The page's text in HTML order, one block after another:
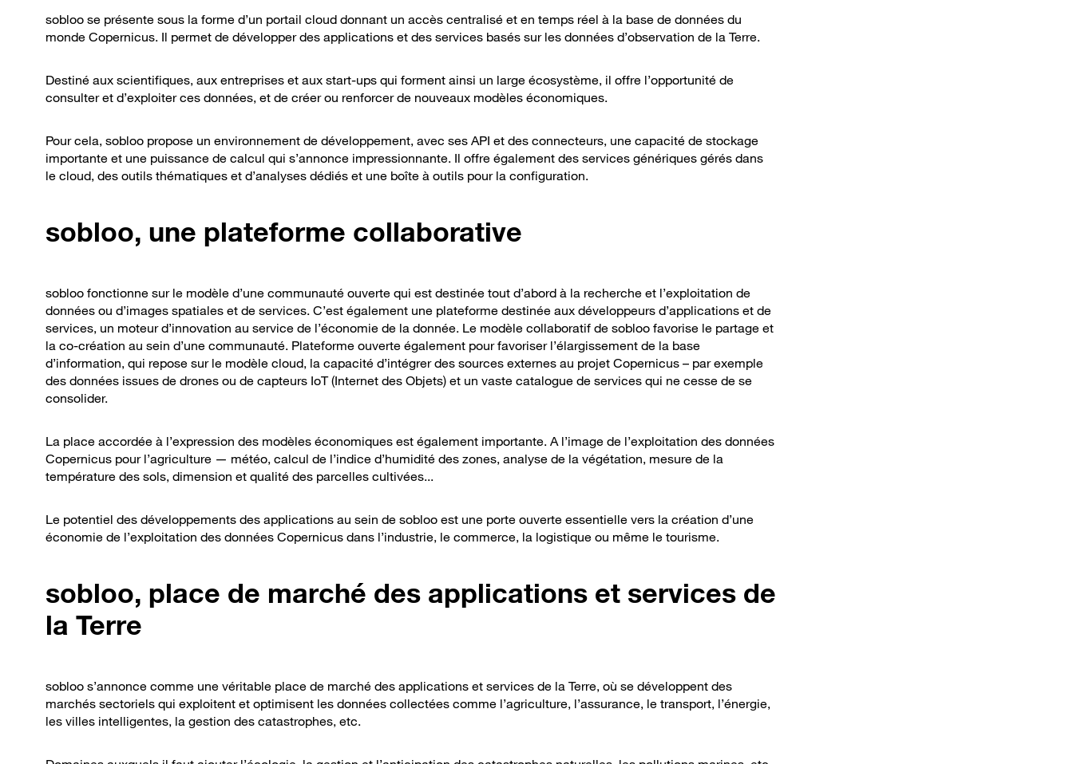
sobloo se présente sous la forme d’un portail cloud donnant un accès centralisé et en temps réel à la base de données du
monde Copernicus. Il permet de développer des applications et des services basés sur les données d’observation de la Terre.
Destiné aux scientifiques, aux entreprises et aux start-ups qui forment ainsi un large écosystème, il offre l’opportunité de
consulter et d’exploiter ces données, et de créer ou renforcer de nouveaux modèles économiques.
Pour cela, sobloo propose un environnement de développement, avec ses API et des connecteurs, une capacité de stockage
importante et une puissance de calcul qui s’annonce impressionnante. Il offre également des services génériques gérés dans
le cloud, des outils thématiques et d’analyses dédiés et une boîte à outils pour la configuration.
sobloo, une plateforme collaborative
sobloo fonctionne sur le modèle d’une communauté ouverte qui est destinée tout d’abord à la recherche et l’exploitation de
données ou d’images spatiales et de services. C’est également une plateforme destinée aux développeurs d’applications et de
services, un moteur d’innovation au service de l’économie de la donnée. Le modèle collaboratif de sobloo favorise le partage et
la co-création au sein d’une communauté. Plateforme ouverte également pour favoriser l’élargissement de la base
d’information, qui repose sur le modèle cloud, la capacité d’intégrer des sources externes au projet Copernicus – par exemple
des données issues de drones ou de capteurs IoT (Internet des Objets) et un vaste catalogue de services qui ne cesse de se
consolider.
La place accordée à l’expression des modèles économiques est également importante. A l’image de l’exploitation des données
Copernicus pour l’agriculture — météo, calcul de l’indice d’humidité des zones, analyse de la végétation, mesure de la
température des sols, dimension et qualité des parcelles cultivées...
Le potentiel des développements des applications au sein de sobloo est une porte ouverte essentielle vers la création d’une
économie de l’exploitation des données Copernicus dans l’industrie, le commerce, la logistique ou même le tourisme.
sobloo, place de marché des applications et services de
la Terre
sobloo s’annonce comme une véritable place de marché des applications et services de la Terre, où se développent des
marchés sectoriels qui exploitent et optimisent les données collectées comme l’agriculture, l’assurance, le transport, l’énergie,
les villes intelligentes, la gestion des catastrophes, etc.